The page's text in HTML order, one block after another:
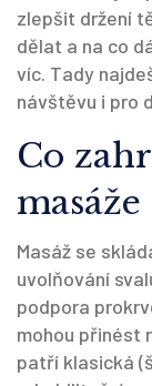
zlepšit držení
dělat a na co
víc. Tady
návštěvu i pro
Co
masáže
Masáž se
uvolňování
podpora
mohou přinést
patří klasická